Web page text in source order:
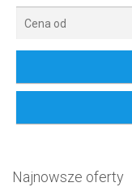
Najnowsze oferty